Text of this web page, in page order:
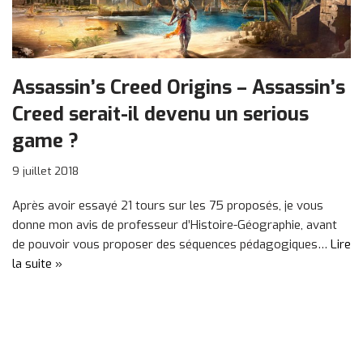
Assassin’s Creed Origins – Assassin’s
Creed serait-il devenu un serious
game ?
9 juillet 2018
Après avoir essayé 21 tours sur les 75 proposés, je vous
donne mon avis de professeur d’Histoire-Géographie, avant
de pouvoir vous proposer des séquences pédagogiques… Lire
la suite »